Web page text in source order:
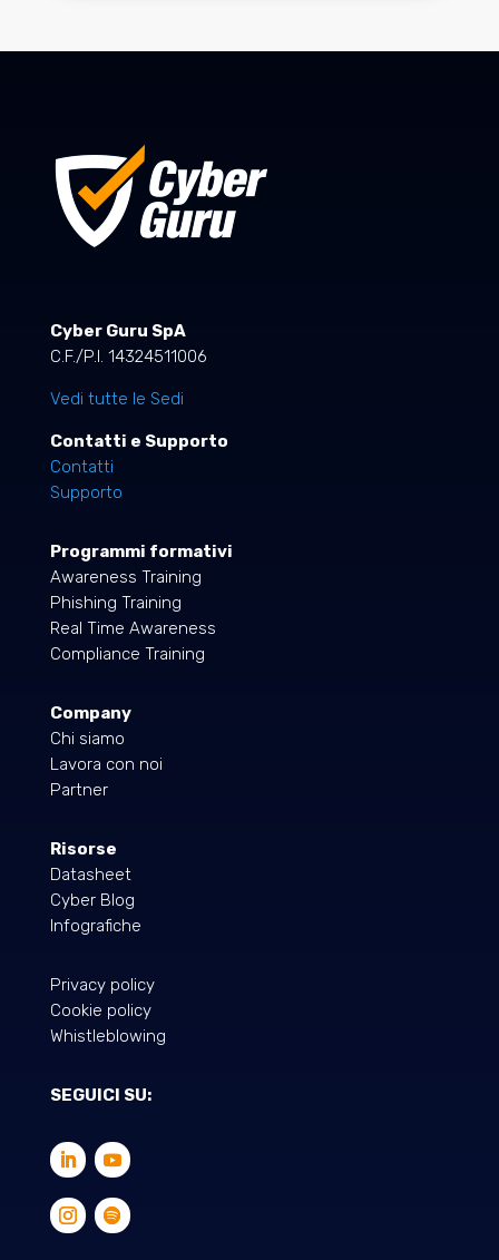
Cyber Guru SpA
C.F./P.I. 14324511006
Vedi tutte le Sedi
Contatti e Supporto
Contatti
Supporto
Programmi formativi
Awareness Training
Phishing Training
Real Time Awareness
Compliance Training
Company
Chi siamo
Lavora con noi
Partner
Risorse
Datasheet
Cyber Blog
Infografiche
Privacy policy
Cookie policy
Whistleblowing
SEGUICI SU: